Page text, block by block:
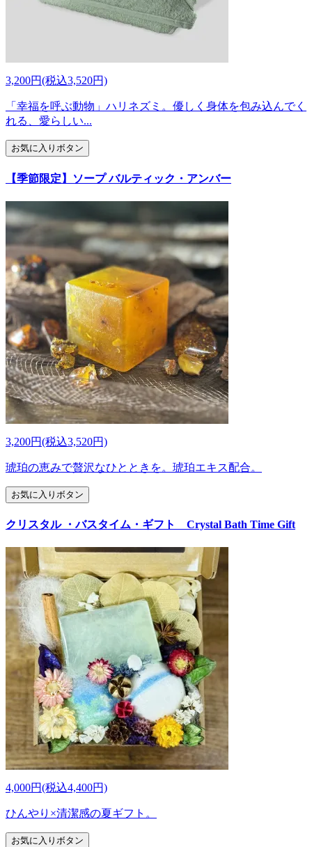
3,200円(税込3,520円)
「幸福を呼ぶ動物」ハリネズミ。優しく身体を包み込んでく
れる、愛らしい...
お気に入りボタン
【季節限定】ソープ バルティック・アンバー
3,200円(税込3,520円)
琥珀の恵みで贅沢なひとときを。琥珀エキス配合。
お気に入りボタン
クリスタル ・バスタイム・ギフト Crystal Bath Time Gift
4,000円(税込4,400円)
ひんやり×清潔感の夏ギフト。
お気に入りボタン